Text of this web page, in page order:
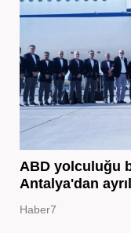
ABD yolculuğu
Antalya'dan
Haber7